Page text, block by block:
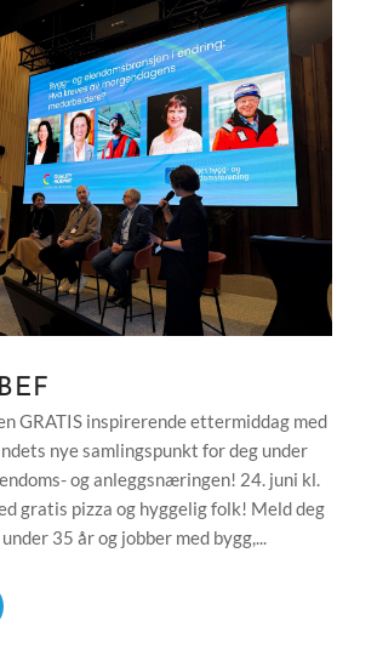
GRATIS inspirerende ettermiddag med
nye samlingspunkt for deg under
og anleggsnæringen! 24. juni kl.
gratis pizza og hyggelig folk! Meld deg
under 35 år og jobber med bygg,...